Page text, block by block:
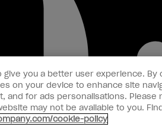
you a better user experience. By
on your device to enhance site
and for ads personalisations.
may not be available to you.
cookie-policy